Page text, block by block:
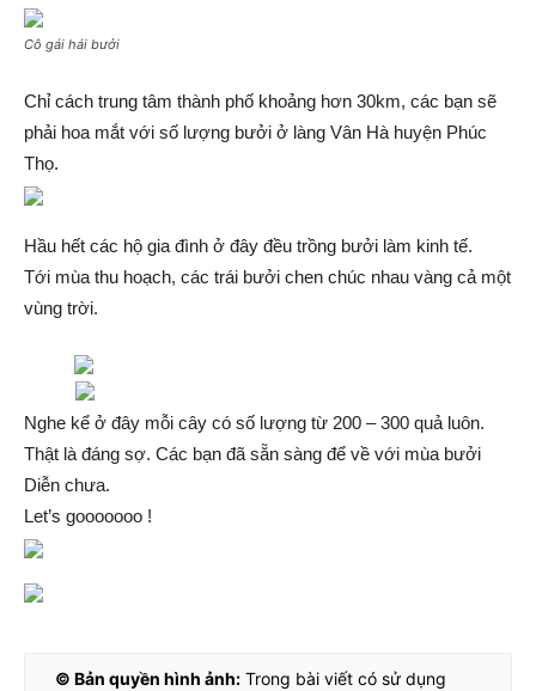
Cô gái hái bưởi
Chỉ cách trung tâm thành phố khoảng hơn 30km, các bạn sẽ
phải hoa mắt với số lượng bưởi ở làng Vân Hà huyện Phúc
Thọ.
Hầu hết các hộ gia đình ở đây đều trồng bưởi làm kinh tế.
Tới mùa thu hoạch, các trái bưởi chen chúc nhau vàng cả một
vùng trời.
Nghe kể ở đây mỗi cây có số lượng từ 200 – 300 quả luôn.
Thật là đáng sợ. Các bạn đã sẵn sàng để về với mùa bưởi
Diễn chưa.
Let’s gooooooo !
© Bản quyền hình ảnh: Trong bài viết có sử dụng